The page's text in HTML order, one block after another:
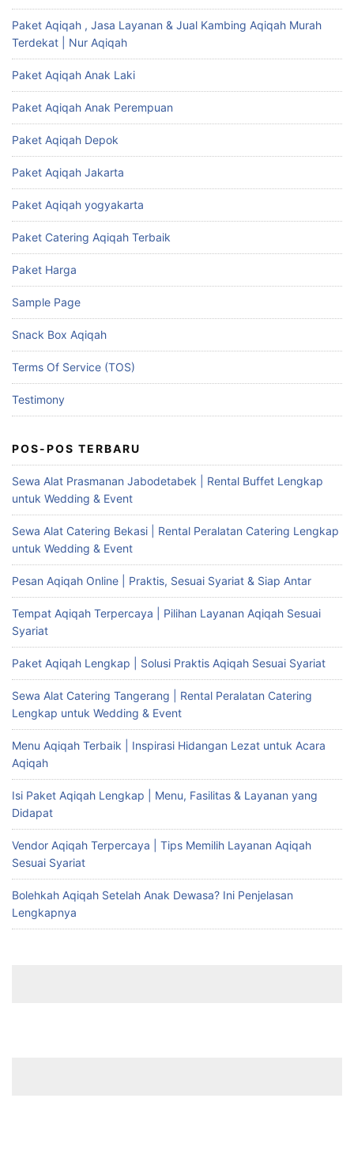
Paket Aqiqah , Jasa Layanan & Jual Kambing Aqiqah Murah
Terdekat | Nur Aqiqah
Paket Aqiqah Anak Laki
Paket Aqiqah Anak Perempuan
Paket Aqiqah Depok
Paket Aqiqah Jakarta
Paket Aqiqah yogyakarta
Paket Catering Aqiqah Terbaik
Paket Harga
Sample Page
Snack Box Aqiqah
Terms Of Service (TOS)
Testimony
POS-POS TERBARU
Sewa Alat Prasmanan Jabodetabek | Rental Buffet Lengkap
untuk Wedding & Event
Sewa Alat Catering Bekasi | Rental Peralatan Catering Lengkap
untuk Wedding & Event
Pesan Aqiqah Online | Praktis, Sesuai Syariat & Siap Antar
Tempat Aqiqah Terpercaya | Pilihan Layanan Aqiqah Sesuai
Syariat
Paket Aqiqah Lengkap | Solusi Praktis Aqiqah Sesuai Syariat
Sewa Alat Catering Tangerang | Rental Peralatan Catering
Lengkap untuk Wedding & Event
Menu Aqiqah Terbaik | Inspirasi Hidangan Lezat untuk Acara
Aqiqah
Isi Paket Aqiqah Lengkap | Menu, Fasilitas & Layanan yang
Didapat
Vendor Aqiqah Terpercaya | Tips Memilih Layanan Aqiqah
Sesuai Syariat
Bolehkah Aqiqah Setelah Anak Dewasa? Ini Penjelasan
Lengkapnya